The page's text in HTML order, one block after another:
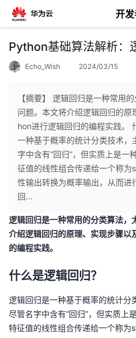
开
返
个
人
主
页
我
的
开
发
者
我
Python基础算法解析：
Echo_Wish 2024/03/15
【摘要】 逻辑回归是一种常用
问题。本文将介绍逻辑回归的
hon进行逻辑回归的编程实践。
一种基于概率的统计分类技术，
字中含有“回归”，但实质上是一
征值的线性组合传递给一个称
性输出转换为概率输出，从而
回...
逻辑回归是一种常用的分类算法，
介绍逻辑回归的原理、实现步骤
的编程实践。
什么是逻辑回归？
逻辑回归是一种基于概率的统计分
尽管名字中含有“回归”，但实质上
特征值的线性组合传递给一个称